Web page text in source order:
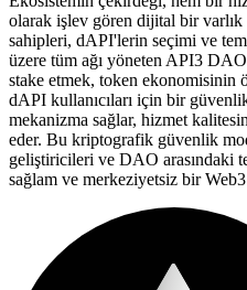
olarak işlev gören dijital bir
sahipleri, dAPI'lerin seçimi ve
üzere tüm ağı yöneten API3
stake etmek, token ekonomisinin
dAPI kullanıcıları için bir
mekanizma sağlar, hizmet
eder. Bu kriptografik güvenlik
geliştiricileri ve DAO arasındaki
sağlam ve merkeziyetsiz bir